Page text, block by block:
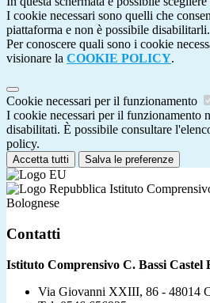
I cookie necessari sono quelli che
piattaforma e non è possibile disabilitarli.
Per conoscere quali sono i cookie
visionare la COOKIE POLICY.
Cookie necessari per il funzionamento
I cookie necessari per il funzionamento
disabilitati. È possibile consultare
policy.
Accetta tutti Salva le preferenze
Istituto
Bolognese
Contatti
Istituto Comprensivo C. Bassi Castel
Via Giovanni XXIII, 86 - 48014